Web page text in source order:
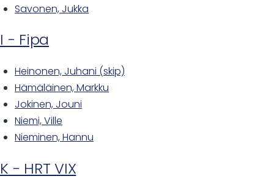
Savonen, Jukka
I - Fipa
Heinonen, Juhani (skip)
Hämäläinen, Markku
Jokinen, Jouni
Niemi, Ville
Nieminen, Hannu
K - HRT VIX